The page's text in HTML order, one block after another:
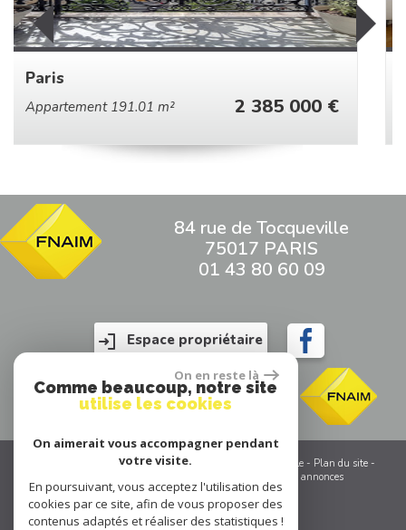
2 385 000 € Appartement 104 m²
84 rue de Tocqueville
75017 PARIS
01 43 80 60 09
Espace propriétaire
© 2026 | Tous droits réservés | Traduction powered by Google - Plan du site-
Toutes nos annonces
Site internet compatible multi-supports,
On en reste là
Comme beaucoup, notre site
utilise les cookies
On aimerait vous accompagner pendant
votre visite.
En poursuivant, vous acceptez l'utilisation des
cookies par ce site, afin de vous proposer des
contenus adaptés et réaliser des statistiques !